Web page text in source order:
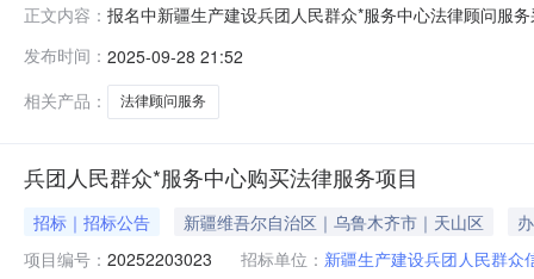
正文内容： 报名中新疆生产建设兵团人民群众*服务中心法律顾问服
务，需满足兵团*局法律顾问的各项要求，并指定稳定团
发布时间： 2025-09-28 21:52
相关产品：
法律顾问服务
兵团人民群众*服务中心购买法律服务项目
招标｜招标公告 新疆维吾尔自治区｜乌鲁木齐市｜天山区
项目编号： 20252203023 招标单位： 新疆生产建设兵团人民群众